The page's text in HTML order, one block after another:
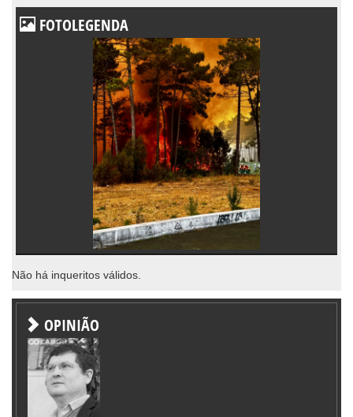
FOTOLEGENDA
Não há inqueritos válidos.
OPINIÃO